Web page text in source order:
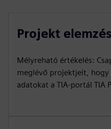
Projekt elemzés
Mélyreható értékelés:
meglévő projektjeit, hogy
adatokat a TIA-portál TIA